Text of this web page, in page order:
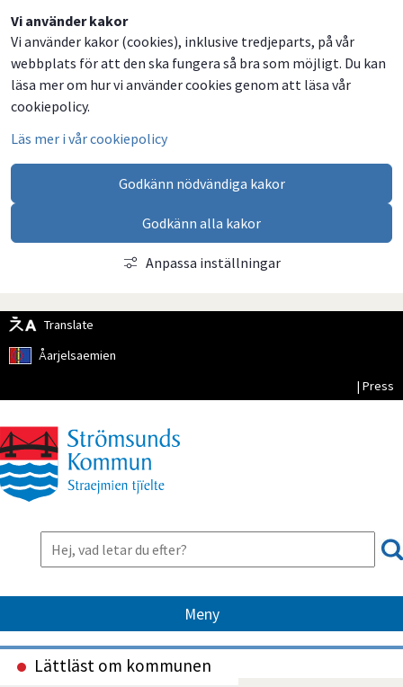
Vi använder kakor
Vi använder kakor (cookies), inklusive tredjeparts, på vår
webbplats för att den ska fungera så bra som möjligt. Du kan
läsa mer om hur vi använder cookies genom att läsa vår
cookiepolicy.
Läs mer i vår cookiepolicy
Godkänn nödvändiga kakor
Godkänn alla kakor
Anpassa inställningar
Translate
Åarjelsaemien
| Press
Meny
Lättläst om kommunen
Dela
på
Facebook
Dela
på
Twitter
Dela
på
LinkedIn
Dela
via
email